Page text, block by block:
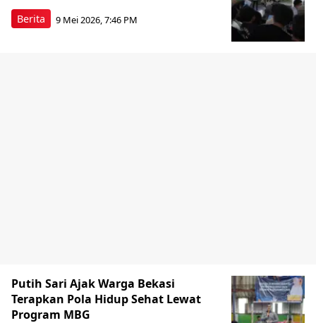
Berita 9 Mei 2026, 7:46 PM
Putih Sari Ajak Warga Bekasi
Terapkan Pola Hidup Sehat Lewat
Program MBG